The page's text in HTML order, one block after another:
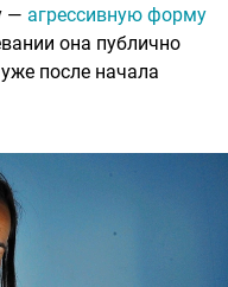
— агрессивную форму
она публично
после начала